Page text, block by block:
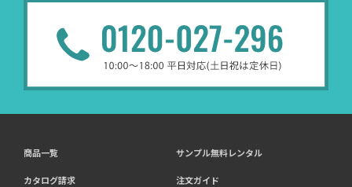
（開示対象個人情報）
契約した小売店より委託された
4．個人情報を第三者に提供することが予定される場合の
事項
商品一覧 サンプル無料レンタル
カタログ請求 注文ガイド